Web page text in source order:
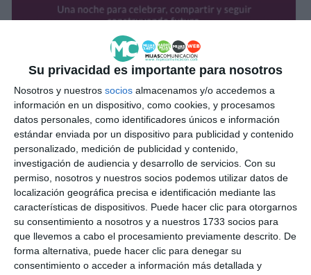
Su privacidad es importante para nosotros
Nosotros y nuestros socios almacenamos y/o accedemos a
información en un dispositivo, como cookies, y procesamos
datos personales, como identificadores únicos e información
estándar enviada por un dispositivo para publicidad y contenido
personalizado, medición de publicidad y contenido,
investigación de audiencia y desarrollo de servicios. Con su
permiso, nosotros y nuestros socios podemos utilizar datos de
localización geográfica precisa e identificación mediante las
características de dispositivos. Puede hacer clic para otorgarnos
su consentimiento a nosotros y a nuestros 1733 socios para
que llevemos a cabo el procesamiento previamente descrito. De
forma alternativa, puede hacer clic para denegar su
consentimiento o acceder a información más detallada y